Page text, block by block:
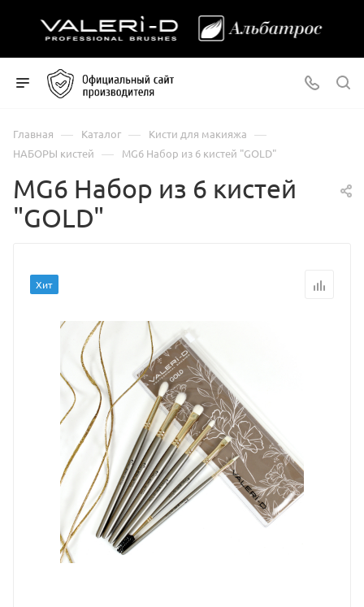
Главная — Каталог — Кисти для макияжа —
НАБОРЫ кистей — MG6 Набор из 6 кистей "GOLD"
MG6 Набор из 6 кистей
"GOLD"
Хит